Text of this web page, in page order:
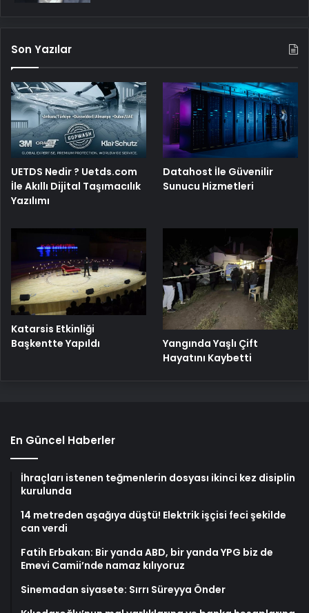
Son Yazılar
UETDS Nedir ? Uetds.com
İle Akıllı Dijital Taşımacılık
Yazılımı
Datahost İle Güvenilir
Sunucu Hizmetleri
Katarsis Etkinliği
Başkentte Yapıldı
Yangında Yaşlı Çift
Hayatını Kaybetti
En Güncel Haberler
İhraçları istenen teğmenlerin dosyası ikinci kez disiplin
kurulunda
14 metreden aşağıya düştü! Elektrik işçisi feci şekilde
can verdi
Fatih Erbakan: Bir yanda ABD, bir yanda YPG biz de
Emevi Camii’nde namaz kılıyoruz
Sinemadan siyasete: Sırrı Süreyya Önder